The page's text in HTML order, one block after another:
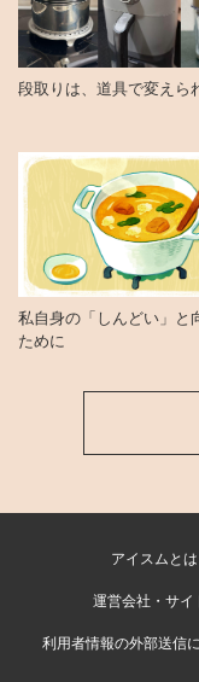
段取りは、道具で変えら
私自身の「しんどい」と
ために
アイスムとは
運営会社・サイ
利用者情報の外部送信